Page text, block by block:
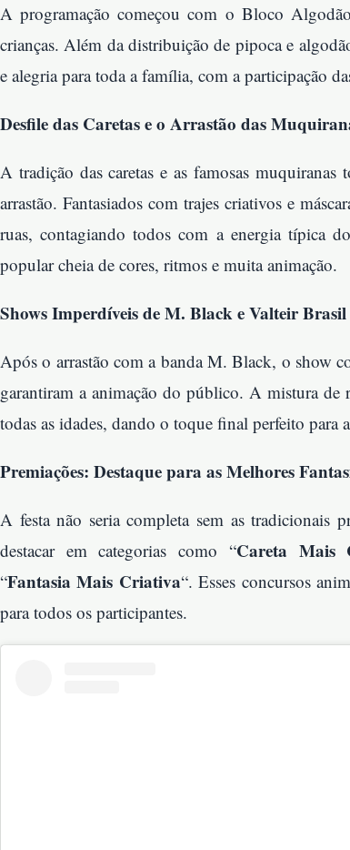
A programação começou com o Bloco
crianças. Além da distribuição de pipoca e
e alegria para toda a família, com a participação
Desfile das Caretas e o Arrastão das
A tradição das caretas e as famosas
arrastão. Fantasiados com trajes criativos e
ruas, contagiando todos com a energia típica
popular cheia de cores, ritmos e muita animação.
Shows Imperdíveis de M. Black e Valteir Brasil
Após o arrastão com a banda M. Black, o show
garantiram a animação do público. A mistura de
todas as idades, dando o toque final perfeito para
Premiações: Destaque para as Melhores
A festa não seria completa sem as tradicionais
destacar em categorias como “Careta Mais
“Fantasia Mais Criativa“. Esses concursos
para todos os participantes.